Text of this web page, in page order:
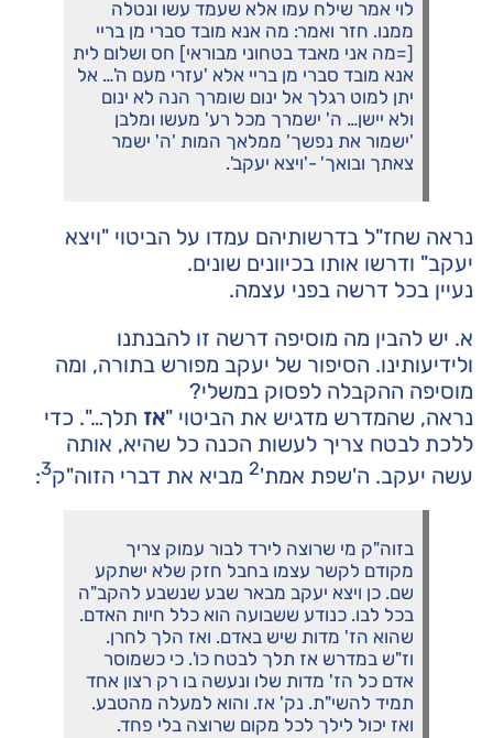
לוי אמר שילח עמו אלא שעמד עשו ונטלה
ממנו. חזר ואמר: מה אנא מובד סברי מן בריי
[=מה אני מאבד בטחוני מבוראי] חס ושלום לית
אנא מובד סברי מן בריי אלא 'עזרי מעם ה'… אל
יתן למוט רגלך אל ינום שומרך הנה לא ינום
ולא יישן… ה' ישמרך מכל רע' מעשו ומלבן
'ישמור את נפשך' ממלאך המות 'ה' ישמר
צאתך ובואך' -'ויצא יעקב'.
נראה שחז"ל בדרשותיהם עמדו על הביטוי "ויצא
יעקב" ודרשו אותו בכיוונים שונים.
נעיין בכל דרשה בפני עצמה.
א. יש להבין מה מוסיפה דרשה זו להבנתנו
ולידיעותינו. הסיפור של יעקב מפורש בתורה, ומה
מוסיפה ההקבלה לפסוק במשלי?
נראה, שהמדרש מדגיש את הביטוי "אז תלך…". כדי
ללכת לבטח צריך לעשות הכנה כל שהיא, אותה
עשה יעקב. ה'שפת אמת'2מביא את דברי הזוה"ק3
:
בזוה"ק מי שרוצה לירד לבור עמוק צריך
מקודם לקשר עצמו בחבל חזק שלא ישתקע
שם. כן ויצא יעקב מבאר שבע שנשבע להקב"ה
בכל לבו. כנודע ששבועה הוא כלל חיות האדם.
שהוא הז' מדות שיש באדם. ואז הלך לחרן.
וז"ש במדרש אז תלך לבטח כו'. כי כשמוסר
אדם כל הז' מדות שלו ונעשה בו רק רצון אחד
תמיד להשי"ת. נק' אז. והוא למעלה מהטבע.
ואז יכול לילך לכל מקום שרוצה בלי פחד.